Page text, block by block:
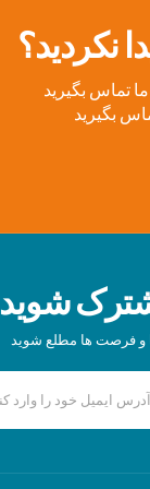
نکردید؟
شوید